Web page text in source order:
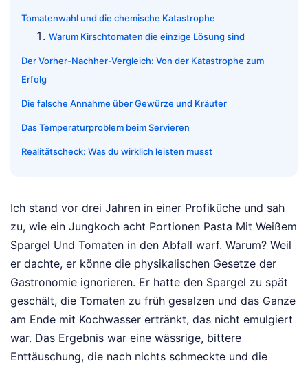
Tomatenwahl und die chemische Katastrophe
Warum Kirschtomaten die einzige Lösung sind
Der Vorher-Nachher-Vergleich: Von der Katastrophe zum
Erfolg
Die falsche Annahme über Gewürze und Kräuter
Das Temperaturproblem beim Servieren
Realitätscheck: Was du wirklich leisten musst
Ich stand vor drei Jahren in einer Profiküche und sah
zu, wie ein Jungkoch acht Portionen Pasta Mit Weißem
Spargel Und Tomaten in den Abfall warf. Warum? Weil
er dachte, er könne die physikalischen Gesetze der
Gastronomie ignorieren. Er hatte den Spargel zu spät
geschält, die Tomaten zu früh gesalzen und das Ganze
am Ende mit Kochwasser ertränkt, das nicht emulgiert
war. Das Ergebnis war eine wässrige, bittere
Enttäuschung, die nach nichts schmeckte und die